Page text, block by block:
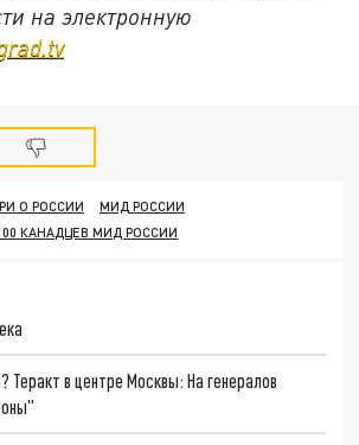
на электронную
О РОССИИ
МИД РОССИИ
КАНАДЦЕВ МИД РОССИИ
в центре Москвы: На генералов